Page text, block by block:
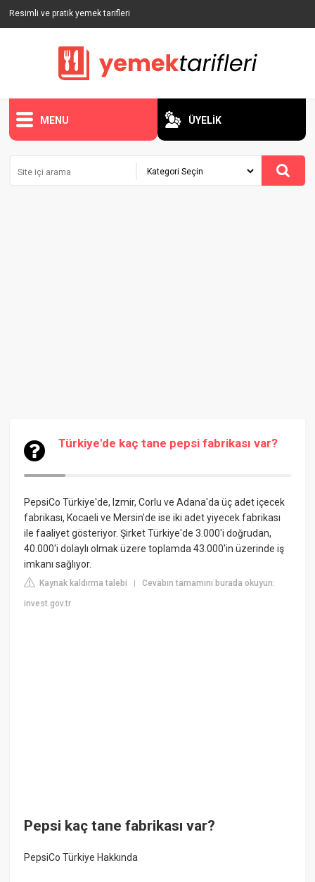
Resimli ve pratik yemek tarifleri
MENU ÜYELİK
Türkiye'de kaç tane pepsi fabrikası var?
PepsiCo Türkiye'de, Izmir, Corlu ve Adana'da üç adet içecek
fabrikası, Kocaeli ve Mersin'de ise iki adet yiyecek fabrikası
ile faaliyet gösteriyor. Şirket Türkiye'de 3.000'i doğrudan,
40.000'i dolaylı olmak üzere toplamda 43.000'in üzerinde iş
imkanı sağlıyor.
Kaynak kaldırma talebi |Cevabın tamamını burada okuyun:
invest.gov.tr
Pepsi kaç tane fabrikası var?
PepsiCo Türkiye Hakkında